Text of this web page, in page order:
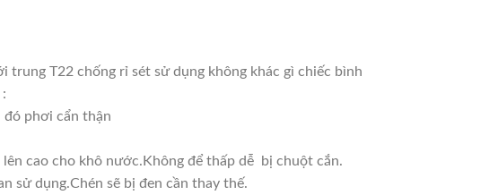
trung T22 chống rỉ sét sử dụng không khác gì chiếc bình
đó phơi cẩn thận
cao cho khô nước.Không để thấp dễ bị chuột cắn.
sử dụng.Chén sẽ bị đen cần thay thế.